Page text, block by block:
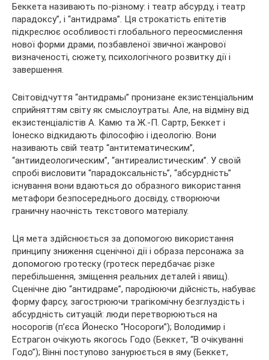
Беккета називають по-різному: і театр абсурду, і театр
парадоксу”, і “антидрама”. Ця строкатість епітетів
підкреслює особливості глобального переосмислення
нової форми драми, позбавленої звичної жанрової
визначеності, сюжету, психологічного розвитку дії і
завершення.
Світовідчуття “антидрамы” пронизане екзистенціальним
сприйняттям світу як смыслоутраты. Але, на відміну від
екзистенціалістів А. Камю та Ж.-П. Сартр, Беккет і
Іонеско відкидають філософію і ідеологію. Вони
називають свій театр “антитематическим”,
“антиидеологическим”, “антиреалистическим”. У своїй
спробі висловити “парадоксальність”, “абсурдність”
існування вони вдаються до образного використання
метафори безпосереднього досвіду, створюючи
граничну наочність текстового матеріалу.
Ця мета здійснюється за допомогою використання
принципу зниження сценічної дії і образа персонажа за
допомогою гротеску (гротеск передбачає різке
перебільшення, зміщення реальних деталей і явищ).
Сценічне дію “антидраме”, пародіюючи дійсність, набуває
форму фарсу, загострюючи трагікомічну безглуздість і
абсурдність ситуацій: люди перетворюються на
носорогів (п’єса Йонеско “Носороги”); Володимир і
Естрагон очікують якогось Годо (Беккет, “В очікуванні
Годо”); Вінні поступово занурюється в яму (Беккет,